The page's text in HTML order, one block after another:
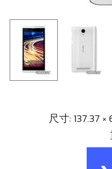
尺寸: 137.37 ×